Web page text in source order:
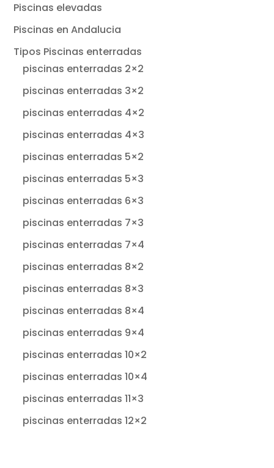
Piscinas elevadas
Piscinas en Andalucia
Tipos Piscinas enterradas
piscinas enterradas 2×2
piscinas enterradas 3×2
piscinas enterradas 4×2
piscinas enterradas 4×3
piscinas enterradas 5×2
piscinas enterradas 5×3
piscinas enterradas 6×3
piscinas enterradas 7×3
piscinas enterradas 7×4
piscinas enterradas 8×2
piscinas enterradas 8×3
piscinas enterradas 8×4
piscinas enterradas 9×4
piscinas enterradas 10×2
piscinas enterradas 10×4
piscinas enterradas 11×3
piscinas enterradas 12×2